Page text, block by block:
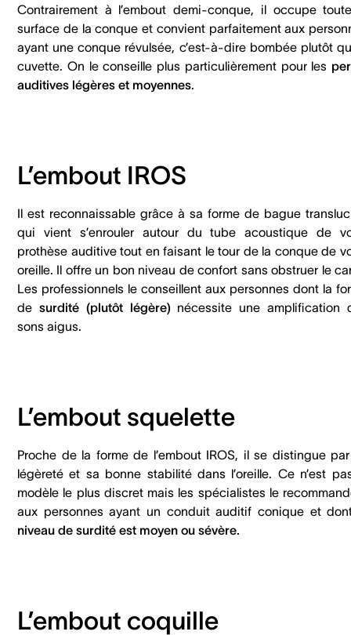
Contrairement à l’embout demi-conque, il occupe
surface de la conque et convient parfaitement aux
ayant une conque révulsée, c’est-à-dire bombée plutôt
cuvette. On le conseille plus particulièrement pour les
auditives légères et moyennes.
L’embout IROS
Il est reconnaissable grâce à sa forme de bague
qui vient s’enrouler autour du tube acoustique de
prothèse auditive tout en faisant le tour de la conque de
oreille. Il offre un bon niveau de confort sans obstruer le
Les professionnels le conseillent aux personnes dont la
de surdité (plutôt légère)nécessite une amplification
sons aigus.
L’embout squelette
Proche de la forme de l’embout IROS, il se distingue
légèreté et sa bonne stabilité dans l’oreille. Ce n’est
modèle le plus discret mais les spécialistes le
aux personnes ayant un conduit auditif conique et
niveau de surdité est moyen ou sévère.
L’embout coquille